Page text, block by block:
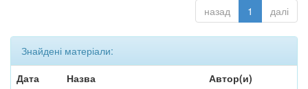
назад 1 далі
Знайдені матеріали:
Дата
Назва Автор(и)